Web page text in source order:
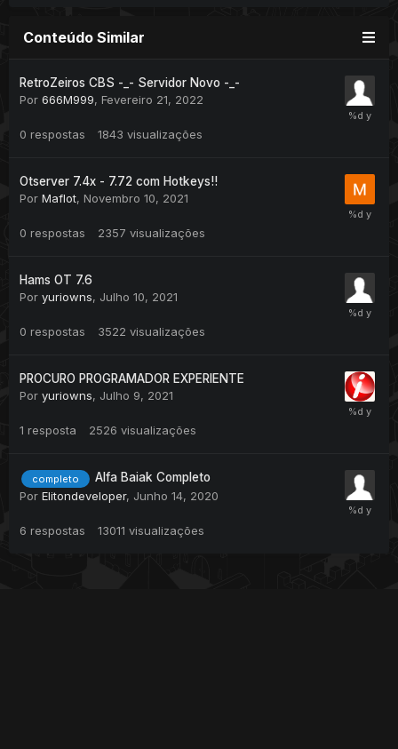
Conteúdo Similar
RetroZeiros CBS -_- Servidor Novo -_-
Por 666M999, Fevereiro 21, 2022
0 respostas 1843 visualizações
Otserver 7.4x - 7.72 com Hotkeys!!
Por Maflot, Novembro 10, 2021
0 respostas 2357 visualizações
Hams OT 7.6
Por yuriowns, Julho 10, 2021
0 respostas 3522 visualizações
PROCURO PROGRAMADOR EXPERIENTE
Por yuriowns, Julho 9, 2021
1 resposta 2526 visualizações
completo
Alfa Baiak Completo
Por Elitondeveloper, Junho 14, 2020
6 respostas 13011 visualizações